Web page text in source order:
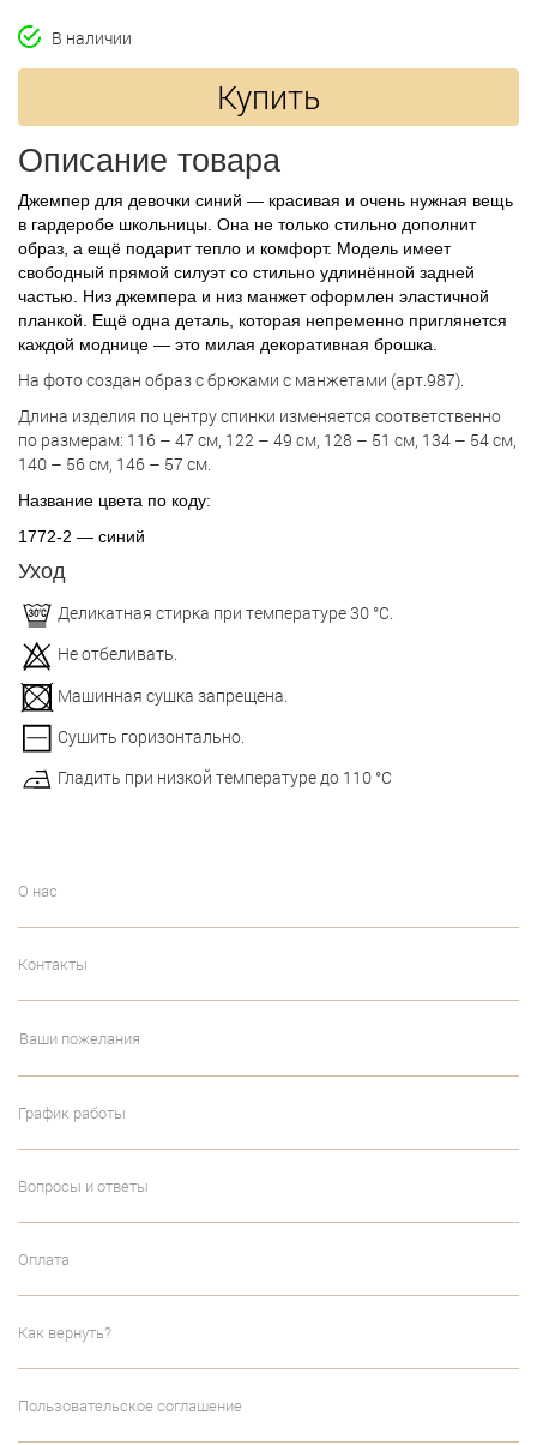
В наличии
Купить
Описание товара
Джемпер для девочки синий — красивая и очень нужная вещь
в гардеробе школьницы. Она не только стильно дополнит
образ, а ещё подарит тепло и комфорт. Модель имеет
свободный прямой силуэт со стильно удлинённой задней
частью. Низ джемпера и низ манжет оформлен эластичной
планкой. Ещё одна деталь, которая непременно приглянется
каждой моднице — это милая декоративная брошка.
На фото создан образ с брюками с манжетами (арт.987).
Длина изделия по центру спинки изменяется соответственно
по размерам: 116 – 47 см, 122 – 49 см, 128 – 51 см, 134 – 54 см,
140 – 56 см, 146 – 57 см.
Название цвета по коду:
1772-2 — синий
Уход
Деликатная стирка при температуре 30 °С.
Не отбеливать.
Машинная сушка запрещена.
Сушить горизонтально.
Гладить при низкой температуре до 110 °С
О нас
Контакты
Ваши пожелания
График работы
Вопросы и ответы
Оплата
Как вернуть?
Пользовательское соглашение